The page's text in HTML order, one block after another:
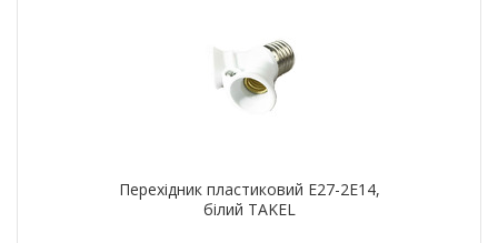
Перехідник пластиковий Е27-2Е14,
білий TAKEL